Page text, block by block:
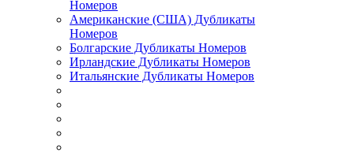
Номеров
Американские (США) Дубликаты
Номеров
Болгарские Дубликаты Номеров
Ирландские Дубликаты Номеров
Итальянские Дубликаты Номеров